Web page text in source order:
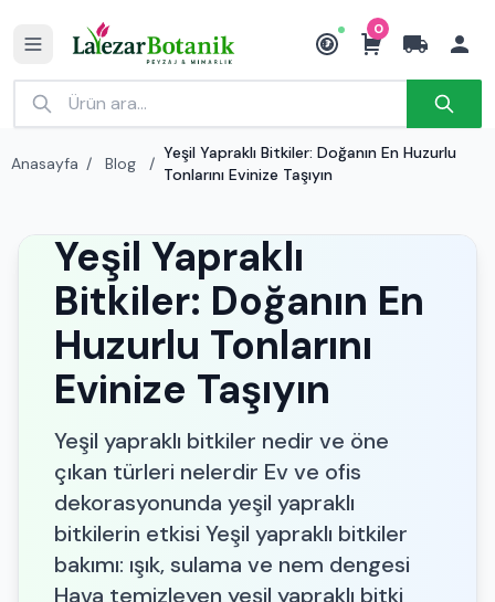
₺
0
Anasayfa / Blog /
Yeşil Yapraklı Bitkiler: Doğanın En Huzurlu
Tonlarını Evinize Taşıyın
Yeşil Yapraklı
Bitkiler: Doğanın En
Huzurlu Tonlarını
Evinize Taşıyın
Yeşil yapraklı bitkiler nedir ve öne
çıkan türleri nelerdir Ev ve ofis
dekorasyonunda yeşil yapraklı
bitkilerin etkisi Yeşil yapraklı bitkiler
bakımı: ışık, sulama ve nem dengesi
Hava temizleyen yeşil yapraklı bitki